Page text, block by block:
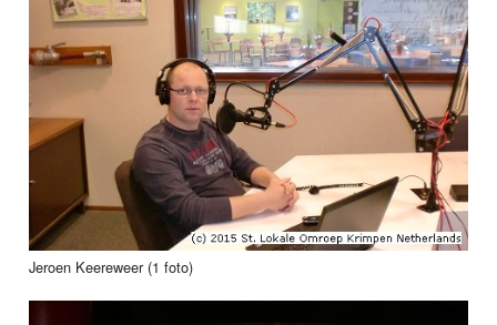
Jeroen Keereweer (1 foto)